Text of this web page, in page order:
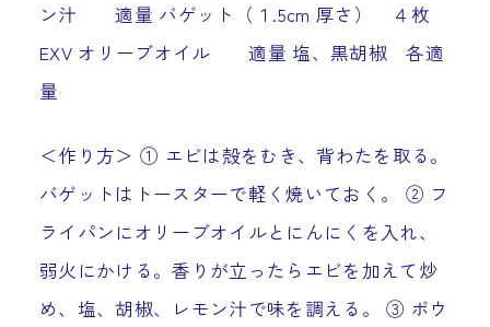
ン汁 適量 バゲット（１.5cm 厚さ） ４枚
EXV オリーブオイル 適量 塩、黒胡椒 各適
量
＜作り方＞ ① エビは殻をむき、背わたを取る。
バゲットはトースターで軽く焼いておく。 ② フ
ライパンにオリーブオイルとにんにくを入れ、
弱火にかける。香りが立ったらエビを加えて炒
め、塩、胡椒、レモン汁で味を調える。 ③ ボウ